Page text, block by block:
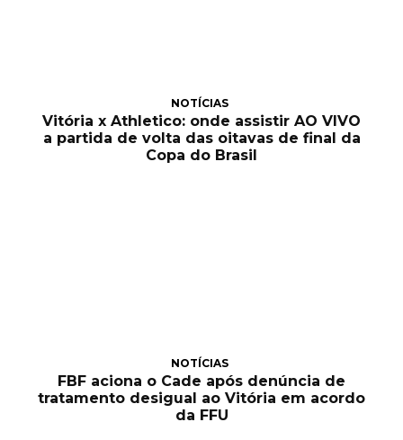
NOTÍCIAS
Vitória x Athletico: onde assistir AO VIVO
a partida de volta das oitavas de final da
Copa do Brasil
NOTÍCIAS
FBF aciona o Cade após denúncia de
tratamento desigual ao Vitória em acordo
da FFU